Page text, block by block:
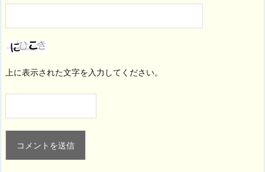
上に表示された文字を入力してください。